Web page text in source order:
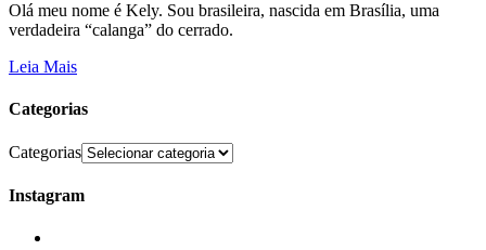
Olá meu nome é Kely. Sou brasileira, nascida em Brasília, uma
verdadeira “calanga” do cerrado.
Leia Mais
Categorias
Categorias
Instagram